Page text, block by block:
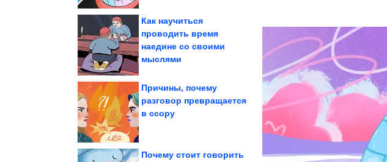
Как научиться
проводить время
наедине со своими
мыслями
Причины, почему
разговор превращается
в ссору
Почему стоит говорить